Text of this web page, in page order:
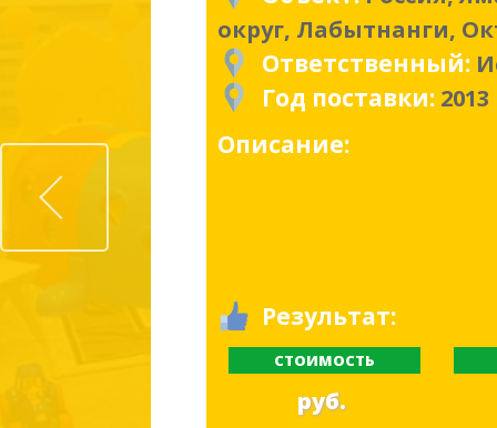
округ, Лабытнанги,
Ответственный:
Год поставки: 2013
Описание:
Результат:
СТОИМОСТЬ
руб.